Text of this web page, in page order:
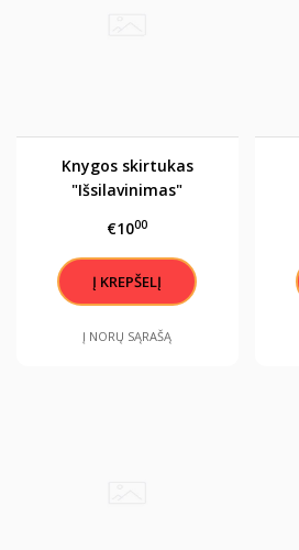
Knygos skirtukas
"Išsilavinimas"
€1000
Į NORŲ SĄRAŠĄ